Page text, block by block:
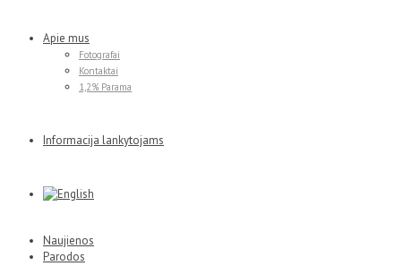
Apie mus
Fotografai
Kontaktai
1,2% Parama
Informacija lankytojams
Naujienos
Parodos